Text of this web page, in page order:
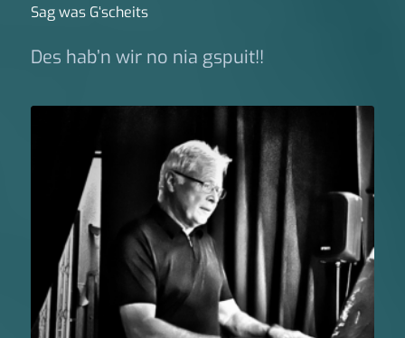
Sag was G‘scheits
Des hab’n wir no nia gspuit!!